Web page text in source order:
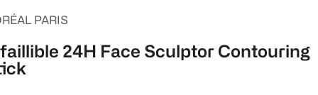
PARIS
24H Face Sculptor Contouring